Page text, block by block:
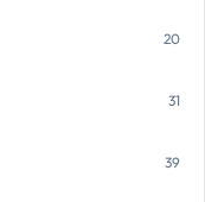
20
31
39